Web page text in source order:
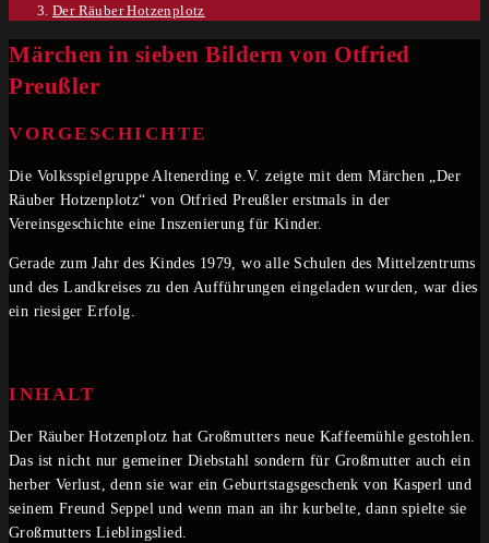
Der Räuber Hotzenplotz
Märchen in sieben Bildern von Otfried
Preußler
VORGESCHICHTE
Die Volksspielgruppe Altenerding e.V. zeigte mit dem Märchen „Der
Räuber Hotzenplotz“ von Otfried Preußler erstmals in der
Vereinsgeschichte eine Inszenierung für Kinder.
Gerade zum Jahr des Kindes 1979, wo alle Schulen des Mittelzentrums
und des Landkreises zu den Aufführungen eingeladen wurden, war dies
ein riesiger Erfolg.
INHALT
Der Räuber Hotzenplotz hat Großmutters neue Kaffeemühle gestohlen.
Das ist nicht nur gemeiner Diebstahl sondern für Großmutter auch ein
herber Verlust, denn sie war ein Geburtstagsgeschenk von Kasperl und
seinem Freund Seppel und wenn man an ihr kurbelte, dann spielte sie
Großmutters Lieblingslied.